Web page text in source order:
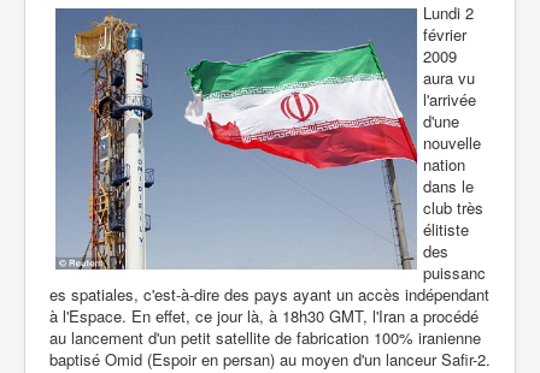
Lundi 2
février
2009
aura vu
l'arrivée
d'une
nouvelle
nation
dans le
club très
élitiste
des
puissanc
es spatiales, c'est-à-dire des pays ayant un accès indépendant
à l'Espace. En effet, ce jour là, à 18h30 GMT, l'Iran a procédé
au lancement d'un petit satellite de fabrication 100% iranienne
baptisé Omid (Espoir en persan) au moyen d'un lanceur Safir-2.